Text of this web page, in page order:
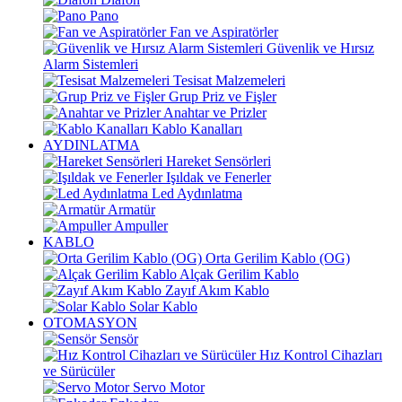
Pano
Fan ve Aspiratörler
Güvenlik ve Hırsız
Alarm Sistemleri
Tesisat Malzemeleri
Grup Priz ve Fişler
Anahtar ve Prizler
Kablo Kanalları
AYDINLATMA
Hareket Sensörleri
Işıldak ve Fenerler
Led Aydınlatma
Armatür
Ampuller
KABLO
Orta Gerilim Kablo (OG)
Alçak Gerilim Kablo
Zayıf Akım Kablo
Solar Kablo
OTOMASYON
Sensör
Hız Kontrol Cihazları
ve Sürücüler
Servo Motor